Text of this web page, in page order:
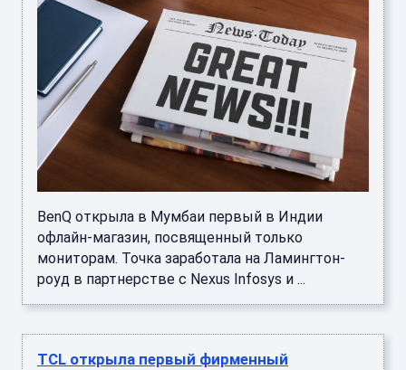
BenQ открыла в Мумбаи первый в Индии
офлайн-магазин, посвященный только
мониторам. Точка заработала на Ламингтон-
роуд в партнерстве с Nexus Infosys и ...
TCL открыла первый фирменный